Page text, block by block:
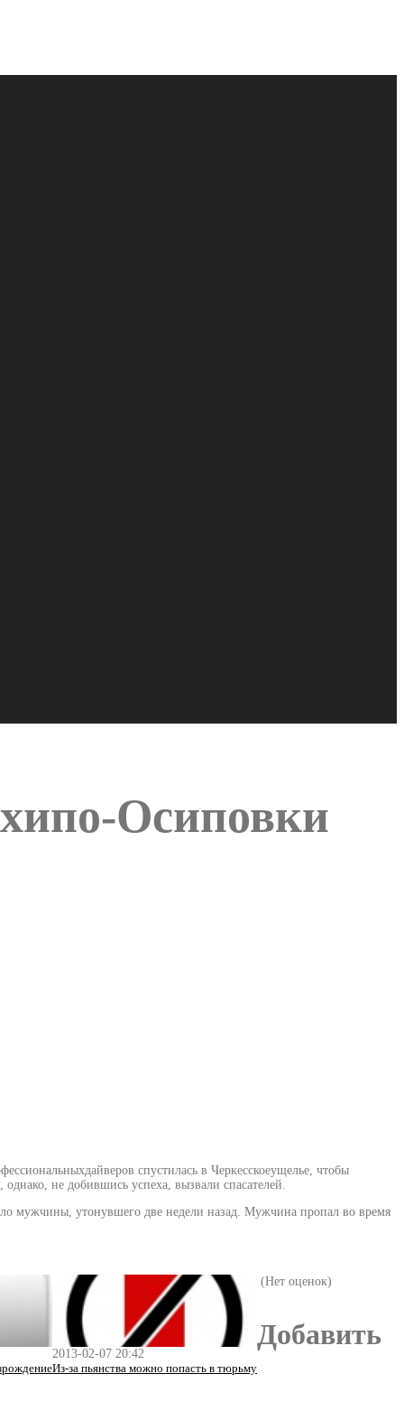
Осиповки
спустилась в Черкесскоеущелье, чтобы
не добившись успеха, вызвали спасателей.
мужчины, утонувшего две недели назад. Мужчина пропал во время
2013-02-07 20:42
Из-за пьянства можно попасть в тюрьму
(Нет оценок)
Добавить